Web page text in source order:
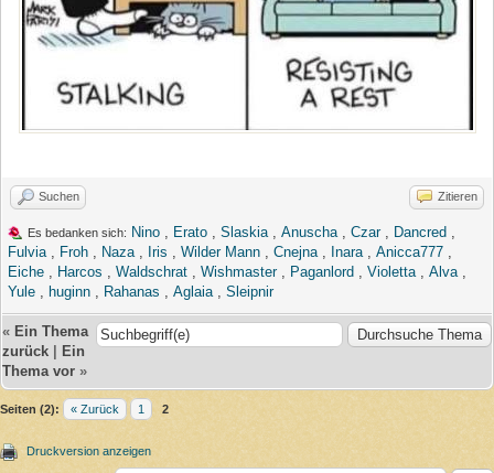
Suchen Zitieren
Es bedanken sich: Nino Erato Slaskia Anuscha Czar, Dancred
Fulvia
Froh Naza Iris Wilder Mann Cnejna Inara Anicca777
Eiche
Harcos Waldschrat Wishmaster, Paganlord Violetta Alva
Yule
huginn Rahanas Aglaia Sleipnir
« Ein Thema
zurück
Ein
Thema vor »
Seiten (2): « Zurück 1 2
Druckversion anzeigen